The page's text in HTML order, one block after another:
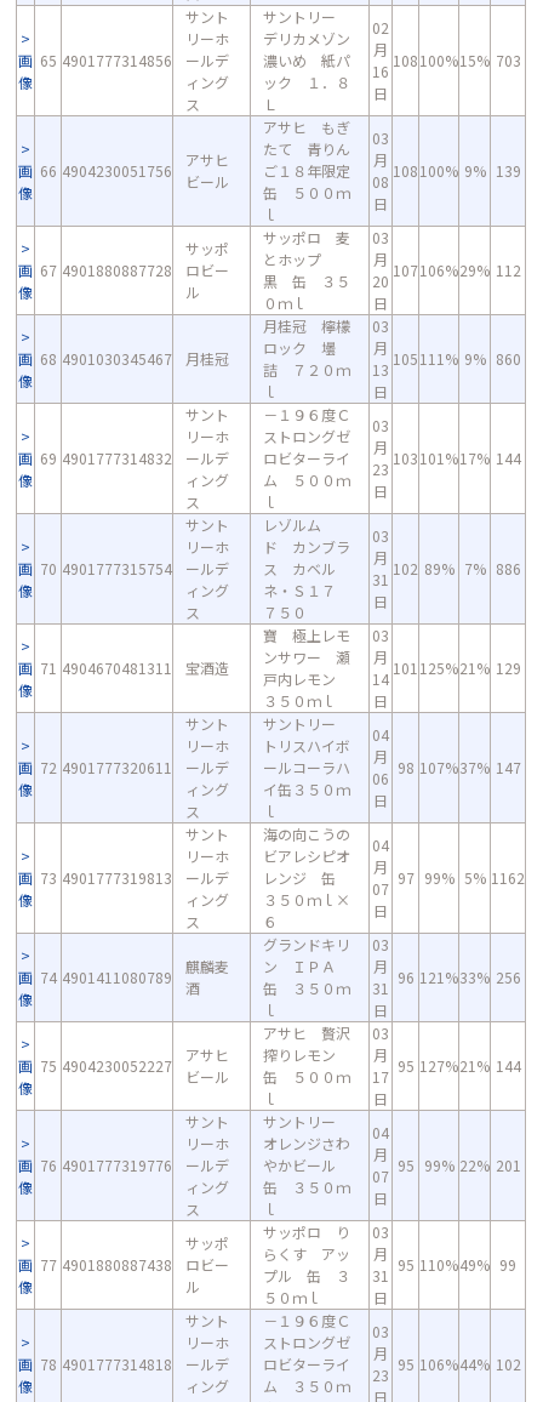
画
像
65 4901777314856
サント
リーホ
ールデ
ィング
ス
サントリー
デリカメゾン
濃いめ 紙パ
ック １．８
Ｌ
02
月
16
日
108100%15% 703
画
像
66 4904230051756
アサヒ
ビール
アサヒ もぎ
たて 青りん
ご１８年限定
缶 ５００ｍ
ｌ
03
月
08
日
108100% 9% 139
画
像
67 4901880887728
サッポ
ロビー
ル
サッポロ 麦
とホップ
黒 缶 ３５
０ｍｌ
03
月
20
日
107106%29% 112
画
像
68 4901030345467 月桂冠
月桂冠 檸檬
ロック 壜
詰 ７２０ｍ
ｌ
03
月
13
日
105111% 9% 860
画
像
69 4901777314832
サント
リーホ
ールデ
ィング
ス
－１９６度Ｃ
ストロングゼ
ロビターライ
ム ５００ｍ
ｌ
03
月
23
日
103101%17% 144
画
像
70 4901777315754
サント
リーホ
ールデ
ィング
ス
レゾルム
ド カンブラ
ス カベル
ネ・Ｓ１７
７５０
03
月
31
日
102 89% 7% 886
画
像
71 4904670481311 宝酒造
寶 極上レモ
ンサワー 瀬
戸内レモン
３５０ｍｌ
03
月
14
日
101 125%21% 129
画
像
72 4901777320611
サント
リーホ
ールデ
ィング
ス
サントリー
トリスハイボ
ールコーラハ
イ缶３５０ｍ
ｌ
04
月
06
日
98 107%37% 147
画
像
73 4901777319813
サント
リーホ
ールデ
ィング
ス
海の向こうの
ビアレシピオ
レンジ 缶
３５０ｍｌ×
６
04
月
07
日
97 99% 5% 1162
画
像
74 4901411080789
麒麟麦
酒
グランドキリ
ン ＩＰＡ
缶 ３５０ｍ
ｌ
03
月
31
日
96 121%33% 256
画
像
75 4904230052227
アサヒ
ビール
アサヒ 贅沢
搾りレモン
缶 ５００ｍ
ｌ
03
月
17
日
95 127%21% 144
画
像
76 4901777319776
サント
リーホ
ールデ
ィング
ス
サントリー
オレンジさわ
やかビール
缶 ３５０ｍ
ｌ
04
月
07
日
95 99% 22% 201
画
像
77 4901880887438
サッポ
ロビー
ル
サッポロ り
らくす アッ
プル 缶 ３
５０ｍｌ
03
月
31
日
95 110%49% 99
画
像
78 4901777314818
サント
リーホ
ールデ
ィング
－１９６度Ｃ
ストロングゼ
ロビターライ
ム ３５０ｍ
03
月
23
日
95 106%44% 102